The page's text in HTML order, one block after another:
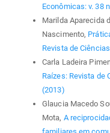
Econômicas: v. 38
Marilda Aparecida
Nascimento,
Revista de
Carla Ladeira
Raízes: Revista de
(2013)
Glaucia Macedo
Mota, A